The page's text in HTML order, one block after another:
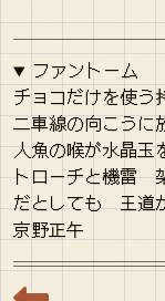
ファントーム
チョコだけを使
二車線の向こうに
人魚の喉が水晶玉
トローチと機雷
だとしても 王道
京野正午